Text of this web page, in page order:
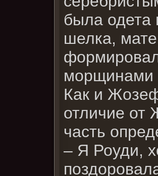
была одета
шелка,
морщинами
Как и
отличие от
часть
– Я Роуди,